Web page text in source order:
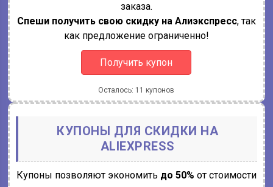
заказа.
Спеши получить свою скидку на Алиэкспресс, так
как предложение ограниченно!
Получить купон
Осталось: 11 купонов
КУПОНЫ ДЛЯ СКИДКИ НА
ALIEXPRESS
Купоны позволяют экономить до 50% от стоимости